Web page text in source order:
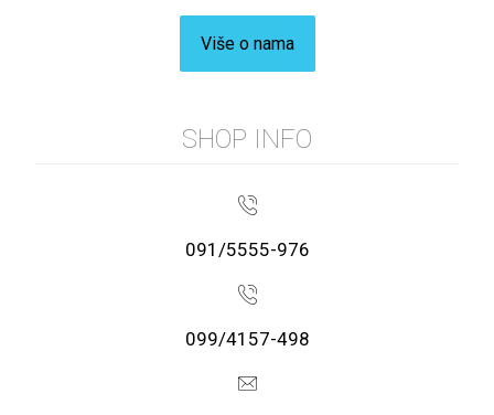
Više o nama
SHOP INFO
091/5555-976
099/4157-498